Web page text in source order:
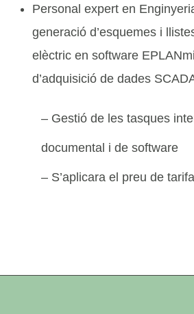
Personal expert en
generació d’esquemes i
elèctric en software
d’adquisició de dades
– Gestió de les tasques
documental i de software
– S’aplicara el preu de